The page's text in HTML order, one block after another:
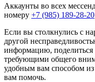
Аккаунты во всех
номеру +7 (985) 189-28-20
Если вы столкнулись с
другой
информацию,
требующими общего
удобным вам способом
вам помочь.